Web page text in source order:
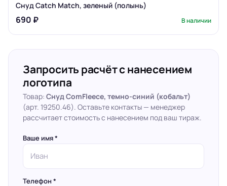
Снуд Catch Match, зеленый (полынь)
690 ₽ В наличии
Запросить расчёт с нанесением
логотипа
Товар: Снуд ComFleece, темно-синий (кобальт)
(арт. 19250.46). Оставьте контакты — менеджер
рассчитает стоимость с нанесением под ваш тираж.
Ваше имя *
Телефон *